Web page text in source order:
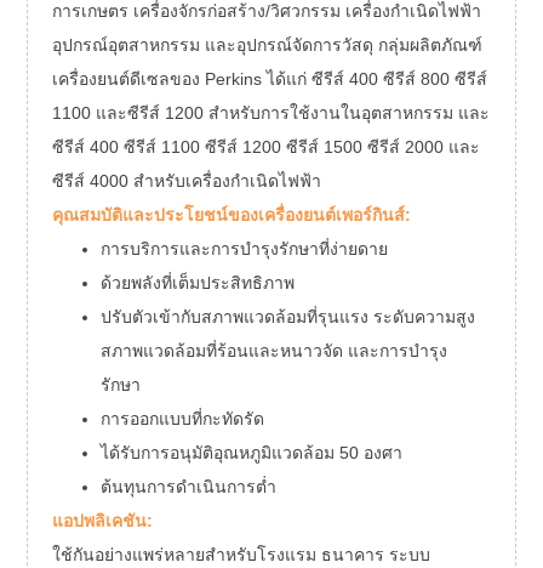
การเกษตร เครื่องจักรก่อสร้าง/วิศวกรรม เครื่องกำเนิดไฟฟ้า
อุปกรณ์อุตสาหกรรม และอุปกรณ์จัดการวัสดุ กลุ่มผลิตภัณฑ์
เครื่องยนต์ดีเซลของ Perkins ได้แก่ ซีรีส์ 400 ซีรีส์ 800 ซีรีส์
1100 และซีรีส์ 1200 สำหรับการใช้งานในอุตสาหกรรม และ
ซีรีส์ 400 ซีรีส์ 1100 ซีรีส์ 1200 ซีรีส์ 1500 ซีรีส์ 2000 และ
ซีรีส์ 4000 สำหรับเครื่องกำเนิดไฟฟ้า
คุณสมบัติและประโยชน์ของเครื่องยนต์เพอร์กินส์:
การบริการและการบำรุงรักษาที่ง่ายดาย
ด้วยพลังที่เต็มประสิทธิภาพ
ปรับตัวเข้ากับสภาพแวดล้อมที่รุนแรง ระดับความสูง
สภาพแวดล้อมที่ร้อนและหนาวจัด และการบำรุง
รักษา
การออกแบบที่กะทัดรัด
ได้รับการอนุมัติอุณหภูมิแวดล้อม 50 องศา
ต้นทุนการดำเนินการต่ำ
แอปพลิเคชัน:
ใช้กันอย่างแพร่หลายสำหรับโรงแรม ธนาคาร ระบบ